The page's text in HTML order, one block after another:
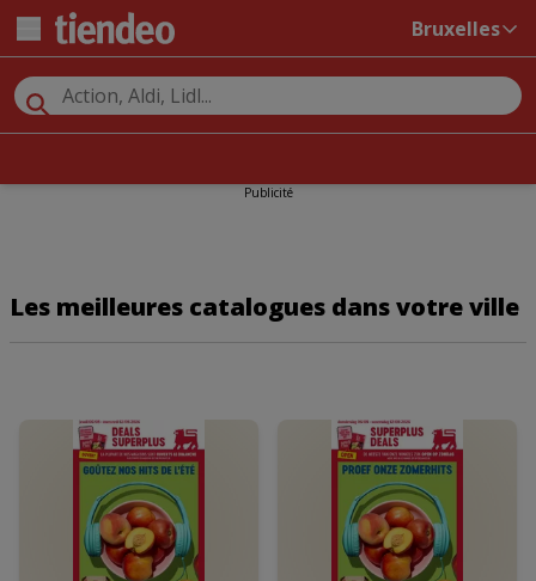
Bruxelles
Publicité
Les meilleures catalogues dans votre ville